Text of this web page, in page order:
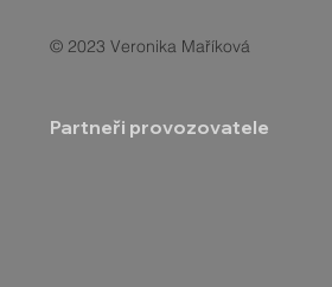
© 2023 Veronika Maříková
Partneři provozovatele